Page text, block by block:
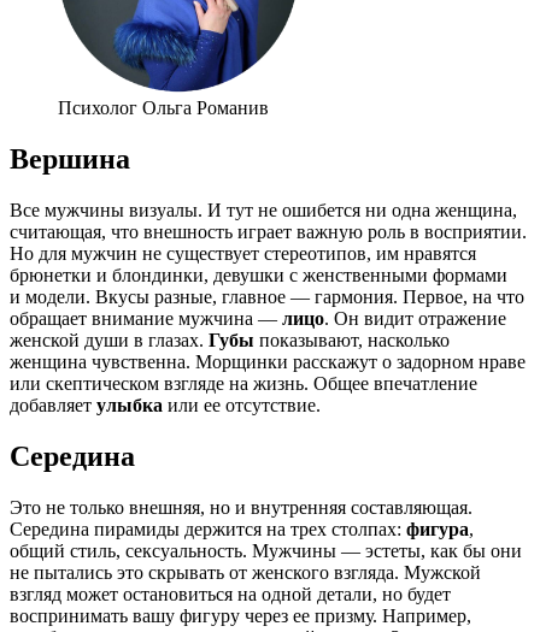
Психолог Ольга Романив
Вершина
Все мужчины визуалы. И тут не ошибется ни одна женщина,
считающая, что внешность играет важную роль в восприятии.
Но для мужчин не существует стереотипов, им нравятся
брюнетки и блондинки, девушки с женственными формами
и модели. Вкусы разные, главное — гармония. Первое, на что
обращает внимание мужчина — лицо. Он видит отражение
женской души в глазах. Губы показывают, насколько
женщина чувственна. Морщинки расскажут о задорном нраве
или скептическом взгляде на жизнь. Общее впечатление
добавляет улыбка или ее отсутствие.
Середина
Это не только внешняя, но и внутренняя составляющая.
Середина пирамиды держится на трех столпах: фигура,
общий стиль, сексуальность. Мужчины — эстеты, как бы они
не пытались это скрывать от женского взгляда. Мужской
взгляд может остановиться на одной детали, но будет
воспринимать вашу фигуру через ее призму. Например,